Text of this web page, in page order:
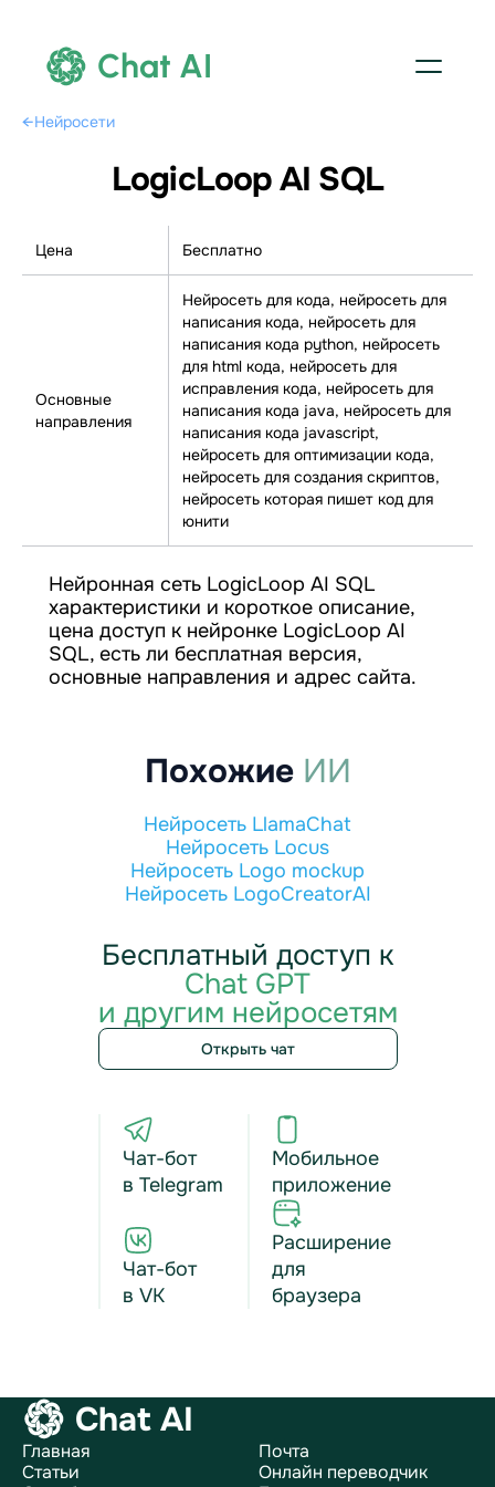
Chat AI
←Нейросети
LogicLoop AI SQL
Цена Бесплатно
Основные
направления
Нейросеть для кода, нейросеть для
написания кода, нейросеть для
написания кода python, нейросеть
для html кода, нейросеть для
исправления кода, нейросеть для
написания кода java, нейросеть для
написания кода javascript,
нейросеть для оптимизации кода,
нейросеть для создания скриптов,
нейросеть которая пишет код для
юнити
Нейронная сеть LogicLoop AI SQL
характеристики и короткое описание,
цена доступ к нейронке LogicLoop AI
SQL, есть ли бесплатная версия,
основные направления и адрес сайта.
Похожие ИИ
Нейросеть LlamaChat
Нейросеть Locus
Нейросеть Logo mockup
Нейросеть LogoCreatorAI
Бесплатный доступ к
Chat GPT
и другим нейросетям
Открыть чат
Чат-бот
в Telegram
Чат-бот
в VK
Мобильное
приложение
Расширение
для
браузера
Chat AI
Главная
Статьи
Почта
Онлайн переводчик